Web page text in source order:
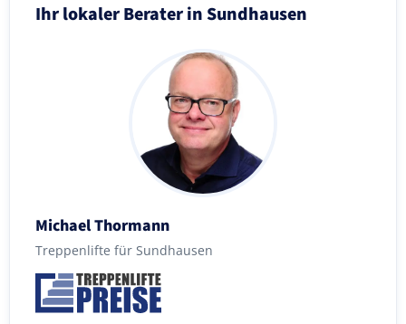
Ihr lokaler Berater in Sundhausen
Michael Thormann
Treppenlifte für Sundhausen